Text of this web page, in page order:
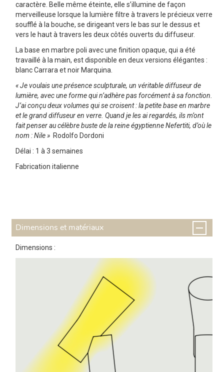
caractère. Belle même éteinte, elle s’illumine de façon
merveilleuse lorsque la lumière filtre à travers le précieux verre
soufflé à la bouche, se dirigeant vers le bas sur le dessus et
vers le haut à travers les deux côtés ouverts du diffuseur.
La base en marbre poli avec une finition opaque, qui a été
travaillé à la main, est disponible en deux versions élégantes :
blanc Carrara et noir Marquina.
« Je voulais une présence sculpturale, un véritable diffuseur de
lumière, avec une forme qui n’adhère pas forcément à sa fonction.
J’ai conçu deux volumes qui se croisent : la petite base en marbre
et le grand diffuseur en verre. Quand je les ai regardés, ils m’ont
fait penser au célèbre buste de la reine égyptienne Nefertiti, d’où le
nom : Nile » Rodolfo Dordoni
Délai : 1 à 3 semaines
Fabrication italienne
Dimensions et matériaux
Dimensions :